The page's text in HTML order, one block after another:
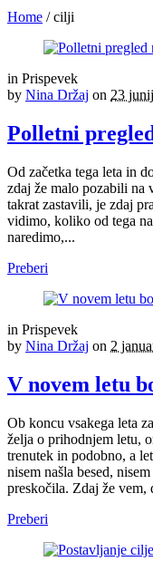
Home /cilji
in Prispevek
by Nina Držaj on 23
Polletni
Od začetka tega leta in
zdaj že malo pozabili na
takrat zastavili, je zdaj
vidimo, koliko od tega
naredimo,...
Preberi
in Prispevek
by Nina Držaj on 2
V novem letu
Ob koncu vsakega leta
želja o prihodnjem letu,
trenutek in podobno, a
nisem našla besed,
preskočila. Zdaj že vem,
Preberi